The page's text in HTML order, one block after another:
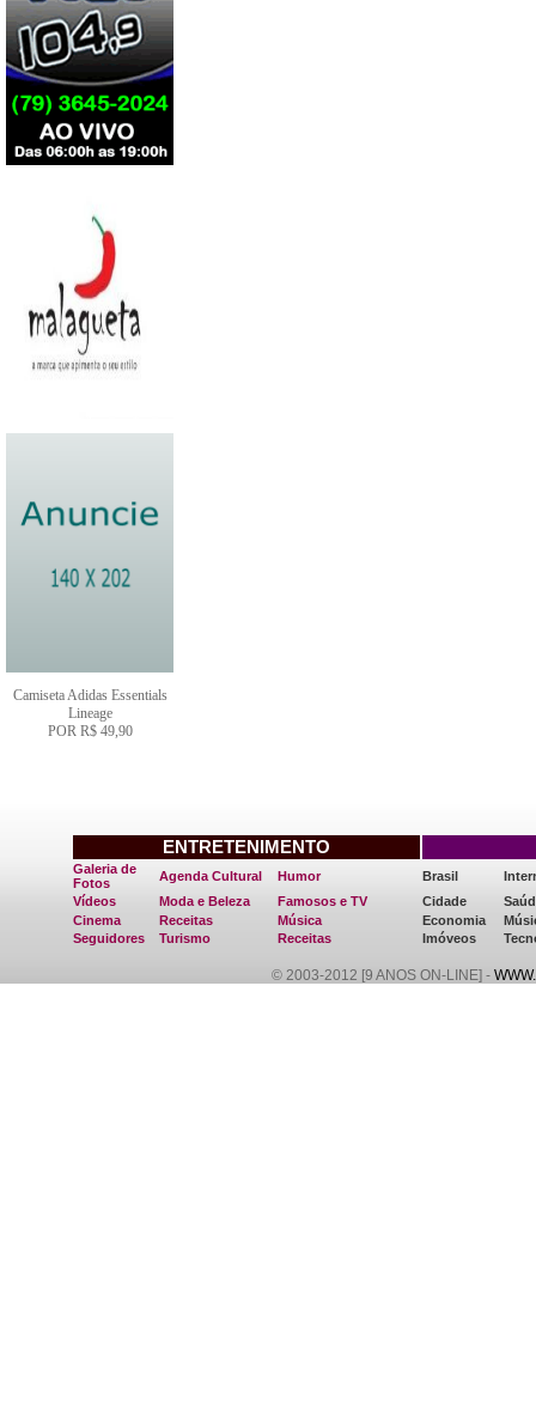
Camiseta Adidas Essentials
Lineage
POR R$ 49,90
ENTRETENIMENTO
Galeria de
Fotos
Agenda Cultural Humor Brasil
Vídeos
Moda e Beleza Famosos e TV Cidade
Cinema
Receitas Música Economia
Seguidores
Turismo Receitas Imóveos
© 2003-2012 [9 ANOS ON-LINE] -